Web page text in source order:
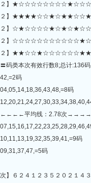
０２】
０２】
０２】
０２】
０２】
码类本次有效行数8;总计:136
码
码
平均线：2.78次
码
码
】６２４１２３５２０２１４